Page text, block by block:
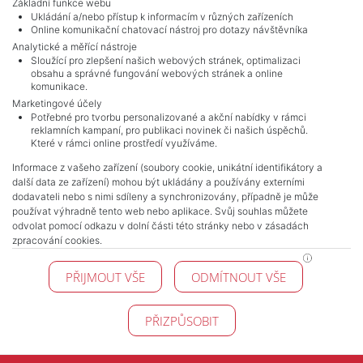
NAVIGACE
Terms and conditions
Protection of personal data
Real estate's
Contact
Cookie processing
KONTAKT
Pražské reality
140 00 Praha 4
Základní funkce webu
Ukládání a/nebo přístup k informacím v různých zařízeních
Online komunikační chatovací nástroj pro dotazy návštěvníka
Analytické a měřící nástroje
Sloužící pro zlepšení našich webových stránek, optimalizaci
obsahu a správné fungování webových stránek a online
komunikace.
Marketingové účely
Potřebné pro tvorbu personalizované a akční nabídky v rámci
reklamních kampaní, pro publikaci novinek či našich úspěchů.
Které v rámci online prostředí využíváme.
Informace z vašeho zařízení (soubory cookie, unikátní identifikátory a
další data ze zařízení) mohou být ukládány a používány externími
dodavateli nebo s nimi sdíleny a synchronizovány, případně je může
používat výhradně tento web nebo aplikace. Svůj souhlas můžete
odvolat pomocí odkazu v dolní části této stránky nebo v zásadách
zpracování cookies.
PŘIJMOUT VŠE ODMÍTNOUT VŠE
PŘIZPŮSOBIT